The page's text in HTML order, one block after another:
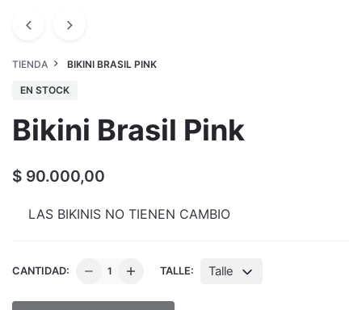
TIENDA BIKINI BRASIL PINK
EN STOCK
Bikini Brasil Pink
$ 90.000,00
LAS BIKINIS NO TIENEN CAMBIO
CANTIDAD:
Bikini
TALLE: Talle